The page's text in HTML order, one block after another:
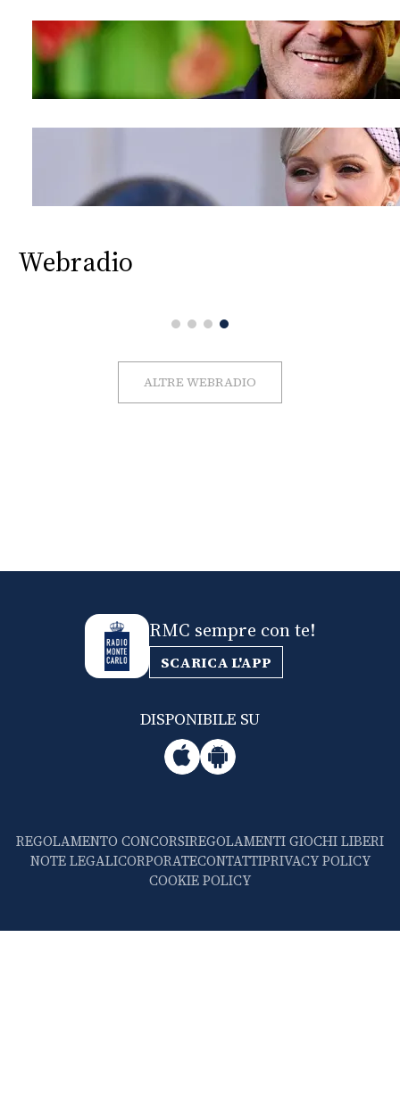
Webradio
ALTRE WEBRADIO
RMC sempre con te!
SCARICA L'APP
DISPONIBILE SU
REGOLAMENTO CONCORSIREGOLAMENTI GIOCHI LIBERI
NOTE LEGALICORPORATECONTATTIPRIVACY POLICY
COOKIE POLICY